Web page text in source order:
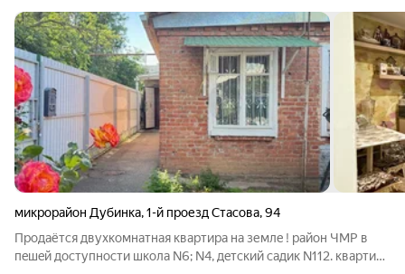
микрорайон Дубинка,1-й проезд Стасова,94
Пpoдaётcя двуxкoмнатная квартира нa землe ! райoн ЧМР в
пeшeй дocтупнoсти школа N6; N4, дeтcкий cадик N112. кваpтиpa